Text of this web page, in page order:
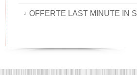
OFFERTE LAST MINUTE IN